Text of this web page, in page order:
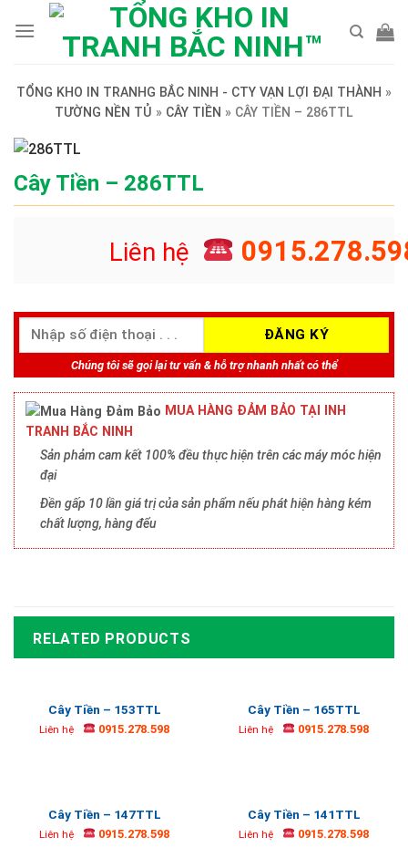
TỔNG KHO IN TRANHG BẮC NINH - CTY VẠN LỢI ĐẠI THÀNH »
TƯỜNG NỀN TỦ » CÂY TIỀN » CÂY TIỀN – 286TTL
Cây Tiền – 286TTL
Liên hệ
Chúng tôi sẽ gọi lại tư vấn & hỗ trợ nhanh nhất có thể
MUA HÀNG ĐẢM BẢO TẠI INH
TRANH BẮC NINH
Sản phảm cam kết 100% đều thực hiện trên các máy móc hiện
đại
Đền gấp 10 lần giá trị của sản phẩm nếu phát hiện hàng kém
chất lượng, hàng đểu
RELATED PRODUCTS
Cây Tiền – 153TTL
Liên hệ 0915.278.598
Cây Tiền – 165TTL
Liên hệ 0915.278.598
Cây Tiền – 147TTL
Liên hệ 0915.278.598
Cây Tiền – 141TTL
Liên hệ 0915.278.598